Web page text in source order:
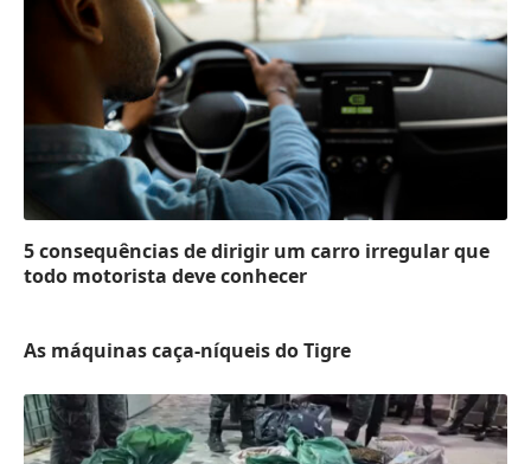
5 consequências de dirigir um carro irregular que
todo motorista deve conhecer
As máquinas caça-níqueis do Tigre